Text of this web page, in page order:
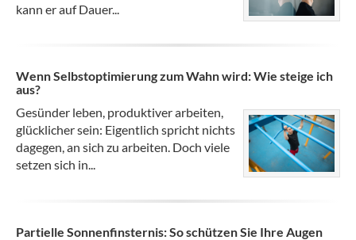
kann er auf Dauer...
Wenn Selbstoptimierung zum Wahn wird: Wie steige ich
aus?
Gesünder leben, produktiver arbeiten,
glücklicher sein: Eigentlich spricht nichts
dagegen, an sich zu arbeiten. Doch viele
setzen sich in...
Partielle Sonnenfinsternis: So schützen Sie Ihre Augen